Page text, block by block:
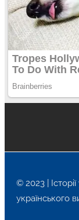
© 2023 |
українського